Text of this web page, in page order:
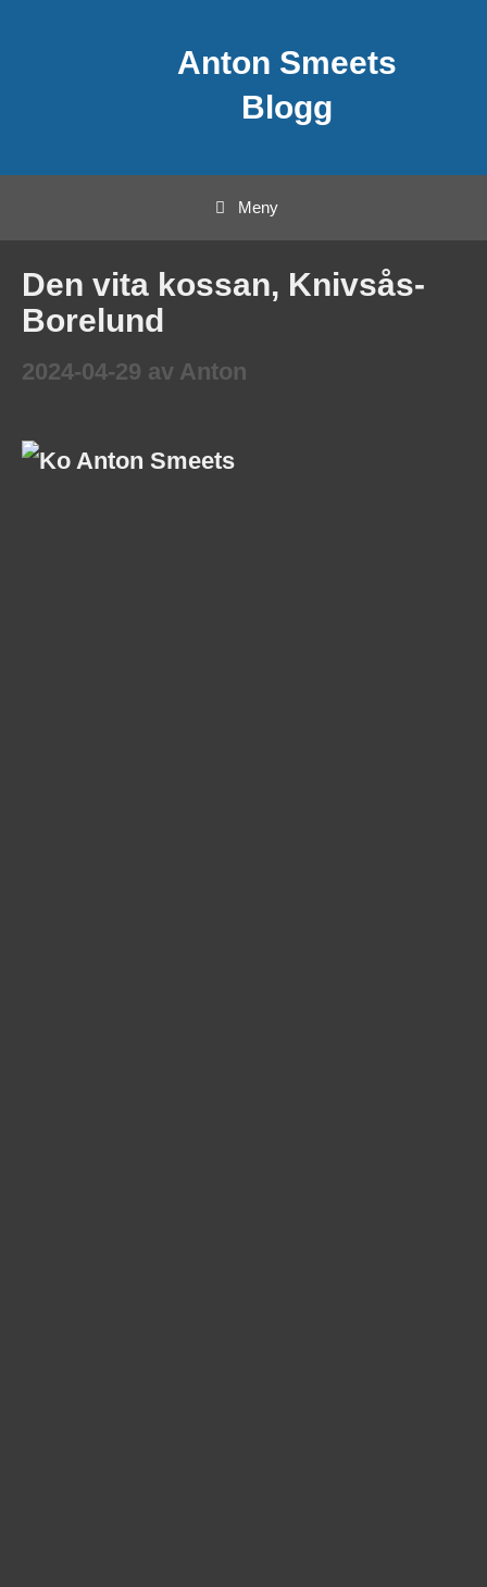
Anton Smeets
Blogg
Meny
Den vita kossan, Knivsås-
Borelund
2024-04-29 av Anton